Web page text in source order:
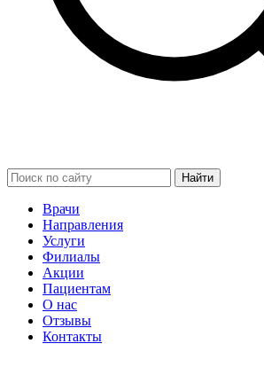
Найти
Врачи
Направления
Услуги
Филиалы
Акции
Пациентам
О нас
Отзывы
Контакты